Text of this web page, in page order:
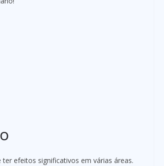
efeitos significativos em várias áreas.